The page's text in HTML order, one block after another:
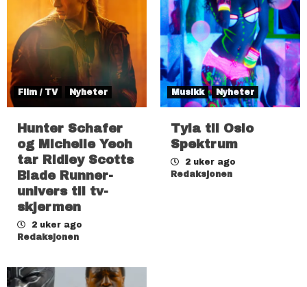
Film / TV Nyheter
Hunter Schafer
og Michelle Yeoh
tar Ridley Scotts
Blade Runner-
univers til tv-
skjermen
2 uker ago
Redaksjonen
Musikk Nyheter
Tyla til Oslo
Spektrum
2 uker ago
Redaksjonen